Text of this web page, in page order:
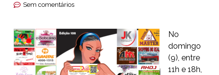
Sem comentários
No
domingo
(9), entre
11h e 18h,